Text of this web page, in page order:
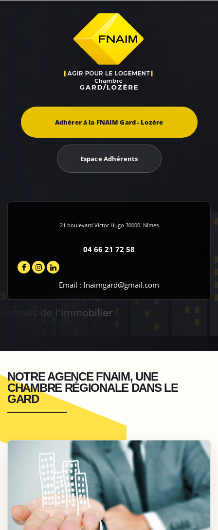
Adhérer à la FNAIM Gard - Lozère
Espace Adhérents
21 boulevard Victor Hugo 30000 Nîmes
04 66 21 72 58
Email : fnaimgard@gmail.com
NOTRE AGENCE FNAIM, UNE
CHAMBRE RÉGIONALE DANS LE
GARD